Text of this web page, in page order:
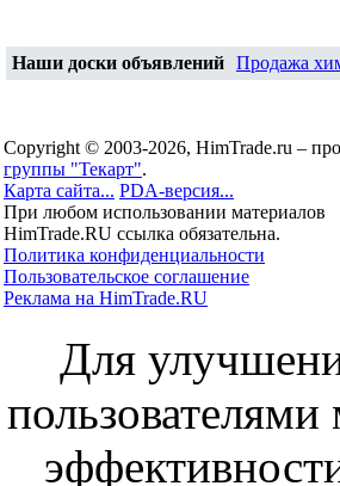
Наши доски объявлений Продажа
Copyright © 2003-2026, HimTrade.ru –
группы "Текарт".
Карта сайта... PDA-версия...
При любом использовании материалов
HimTrade.RU ссылка обязательна.
Политика конфиденциальности
Пользовательское соглашение
Реклама на HimTrade.RU
Для